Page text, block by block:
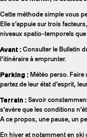
Cette méthode simple vous
Elle s’appuie sur trois
niveaux spatio-temporels
Avant : Consulter le Bulletin
l’itinéraire à emprunter.
Parking : Météo perso. Faire
partez de leur état d’esprit,
Terrain : Savoir
s’avère que les conditions
A ce propos, une pause, un
En hiver et notamment en ski